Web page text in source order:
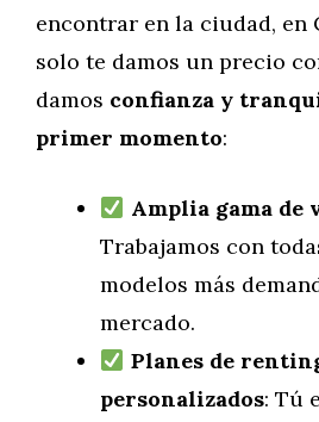
encontrar en la ciudad, en
solo te damos un precio
damos confianza y
primer momento:
Amplia gama de
Trabajamos con
modelos más
mercado.
Planes de
personalizados: Tú